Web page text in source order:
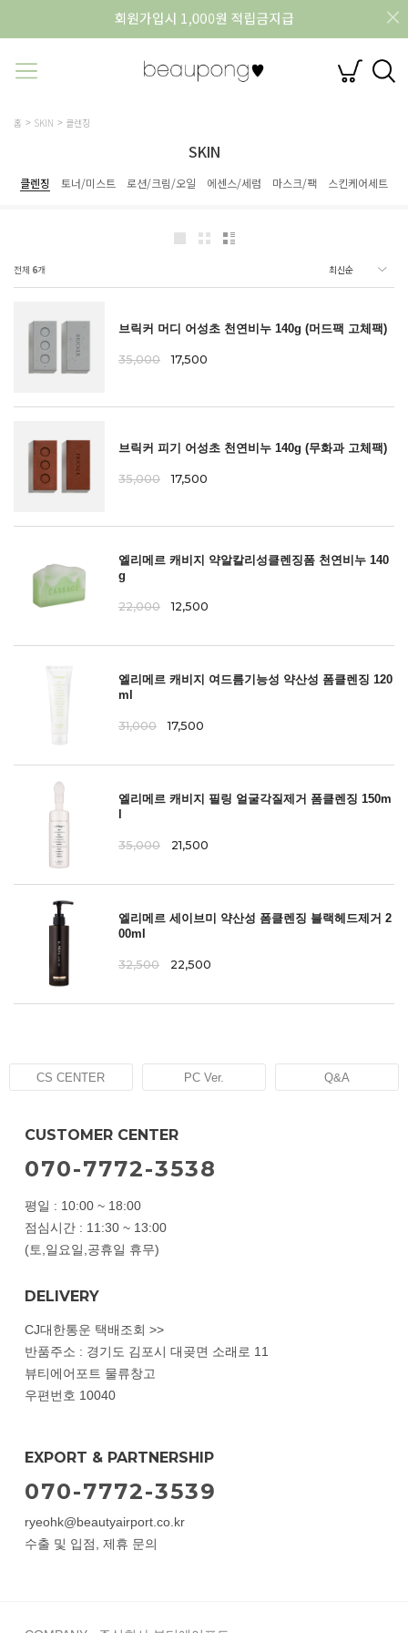
홈 SKIN 클렌징
SKIN
클렌징 토너/미스트 로션/크림/오일 에센스/세럼 마스크/팩 스킨케어세트
전체 6개
브릭커 머디 어성초 천연비누 140g (머드팩 고체팩)
35,000 17,500
브릭커 피기 어성초 천연비누 140g (무화과 고체팩)
35,000 17,500
엘리메르 캐비지 약알칼리성클렌징폼 천연비누 140
g
22,000 12,500
엘리메르 캐비지 여드름기능성 약산성 폼클렌징 120
ml
31,000 17,500
엘리메르 캐비지 필링 얼굴각질제거 폼클렌징 150m
35,000 21,500
엘리메르 세이브미 약산성 폼클렌징 블랙헤드제거 2
00ml
32,500 22,500
CS CENTER PC Ver. Q&A
CUSTOMER CENTER
070-7772-3538
평일 : 10:00 ~ 18:00
점심시간 : 11:30 ~ 13:00
(토,일요일,공휴일 휴무)
DELIVERY
CJ대한통운 택배조회 >>
반품주소 : 경기도 김포시 대곶면 소래로 11
뷰티에어포트 물류창고
우편번호 10040
EXPORT & PARTNERSHIP
070-7772-3539
ryeohk@beautyairport.co.kr
수출 및 입점, 제휴 문의